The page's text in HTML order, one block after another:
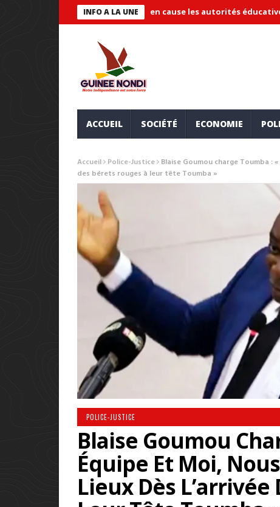
INFO A LA UNE
« systémique » et met en cause les autorités éducatives Maire
ACCUEIL SOCIÉTÉ ECONOMIE
Accueil Police-Justice Blaise Goumou charge Toumba :
des bérets rouges à leur tête Toumba »
POLICE-JUSTICE
Blaise Goumou
Équipe Et Moi,
Lieux Dès